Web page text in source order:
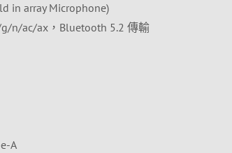
in array Microphone)
n/ac/ax，Bluetooth 5.2 傳輸
A